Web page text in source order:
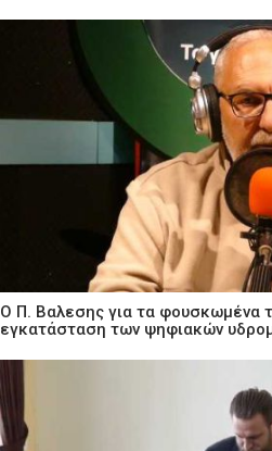
Ο Π. Βαλεσης για τα φουσκωμένα
εγκατάσταση των ψηφιακών